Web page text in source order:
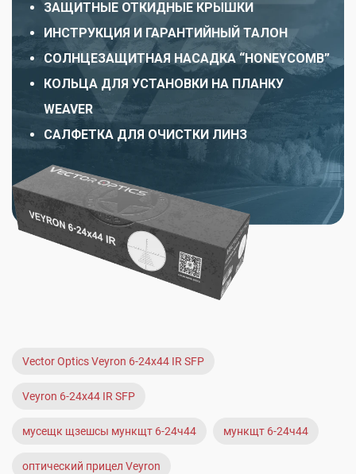
ЗАЩИТНЫЕ ОТКИДНЫЕ КРЫШКИ
ИНСТРУКЦИЯ И ГАРАНТИЙНЫЙ ТАЛОН
СОЛНЦЕЗАЩИТНАЯ НАСАДКА “HONEYCOMB”
КОЛЬЦА ДЛЯ УСТАНОВКИ НА ПЛАНКУ
WEAVER
САЛФЕТКА ДЛЯ ОЧИСТКИ ЛИНЗ
Vector Optics Veyron 6-24x44 IR SFP
Veyron 6-24x44 IR SFP
мусещк щзешсы мункщт 6-24ч44 мункщт 6-24ч44
оптический прицел Veyron